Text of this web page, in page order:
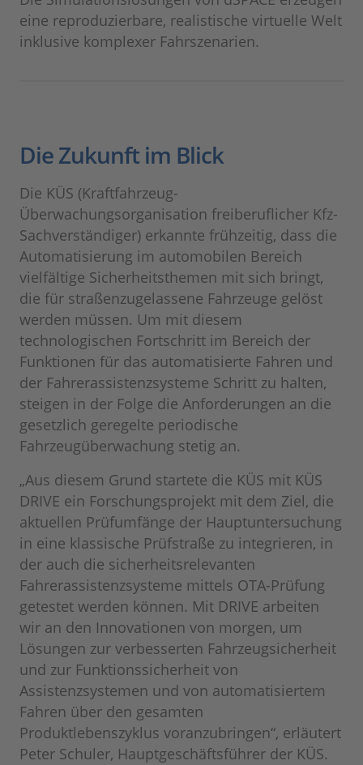
eine reproduzierbare, realistische virtuelle Welt
inklusive komplexer Fahrszenarien.
Die Zukunft im Blick
Die KÜS (Kraftfahrzeug-
Überwachungsorganisation freiberuflicher Kfz-
Sachverständiger) erkannte frühzeitig, dass die
Automatisierung im automobilen Bereich
vielfältige Sicherheitsthemen mit sich bringt,
die für straßenzugelassene Fahrzeuge gelöst
werden müssen. Um mit diesem
technologischen Fortschritt im Bereich der
Funktionen für das automatisierte Fahren und
der Fahrerassistenzsysteme Schritt zu halten,
steigen in der Folge die Anforderungen an die
gesetzlich geregelte periodische
Fahrzeugüberwachung stetig an.
„Aus diesem Grund startete die KÜS mit KÜS
DRIVE ein Forschungsprojekt mit dem Ziel, die
aktuellen Prüfumfänge der Hauptuntersuchung
in eine klassische Prüfstraße zu integrieren, in
der auch die sicherheitsrelevanten
Fahrerassistenzsysteme mittels OTA-Prüfung
getestet werden können. Mit DRIVE arbeiten
wir an den Innovationen von morgen, um
Lösungen zur verbesserten Fahrzeugsicherheit
und zur Funktionssicherheit von
Assistenzsystemen und von automatisiertem
Fahren über den gesamten
Produktlebenszyklus voranzubringen“, erläutert
Peter Schuler, Hauptgeschäftsführer der KÜS.